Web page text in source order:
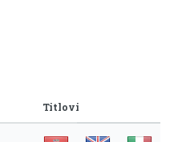
Titlovi